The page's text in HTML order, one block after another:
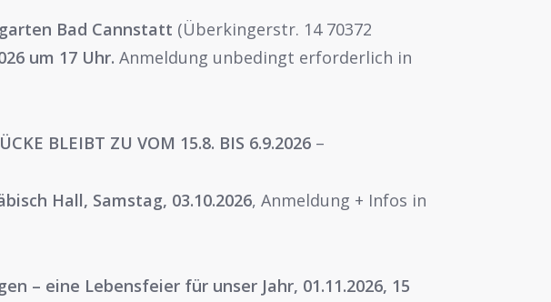
Bad Cannstatt (Überkingerstr. 14 70372
um 17 Uhr. Anmeldung unbedingt erforderlich in
BLEIBT ZU VOM 15.8. BIS 6.9.2026–
Hall, Samstag, 03.10.2026, Anmeldung + Infos in
– eine Lebensfeier für unser Jahr, 01.11.2026, 15